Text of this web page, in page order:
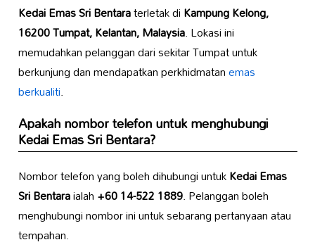
Kedai Emas Sri Bentaraterletak diKampung Kelong,
16200 Tumpat, Kelantan, Malaysia. Lokasi ini
memudahkan pelanggan dari sekitar Tumpat untuk
berkunjung dan mendapatkan perkhidmatanemas
berkualiti.
Apakah nombor telefon untuk menghubungi
Kedai Emas Sri Bentara?
Nombor telefon yang boleh dihubungi untukKedai Emas
Sri Bentaraialah+60 14-522 1889. Pelanggan boleh
menghubungi nombor ini untuk sebarang pertanyaan atau
tempahan.